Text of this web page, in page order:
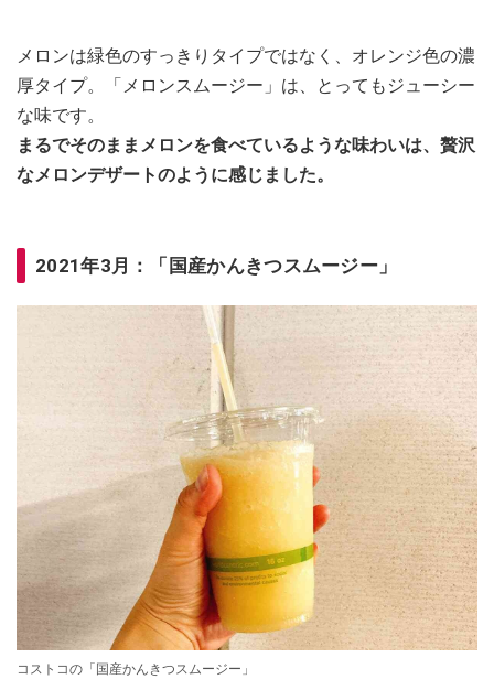
メロンは緑色のすっきりタイプではなく、オレンジ色の濃
厚タイプ。「メロンスムージー」は、とってもジューシー
な味です。
まるでそのままメロンを食べているような味わいは、贅沢
なメロンデザートのように感じました。
2021年3月：「国産かんきつスムージー」
コストコの「国産かんきつスムージー」